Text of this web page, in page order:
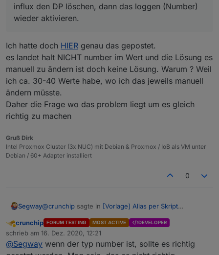
influx den DP löschen, dann das loggen (Number)
wieder aktivieren.
Ich hatte doch HIER genau das gepostet.
es landet halt NICHT number im Wert und die Lösung es
manuell zu ändern ist doch keine Lösung. Warum ? Weil
ich ca. 30-40 Werte habe, wo ich das jeweils manuell
ändern müsste.
Daher die Frage wo das problem liegt um es gleich
richtig zu machen
Gruß Dirk
Intel Proxmox Cluster (3x NUC) mit Debian & Proxmox / IoB als VM unter
Debian / 60+ Adapter installiert
0
Segway@crunchip sagte in [Vorlage] Alias per Skript
@Segwaywenn 1 und 0 im Datenpunkt
geschrieben wird, passt es doch.
Klick doch rechts mal auf den
Ich hatte doch HIER genau das gepostet.
Abwesend
crunchip FORUM TESTING MOST ACTIVE DEVELOPER
schrieb am 16. Dez. 2020, 12:21
zuletzt editiert von
@Segway wenn der typ number ist, sollte es richtig